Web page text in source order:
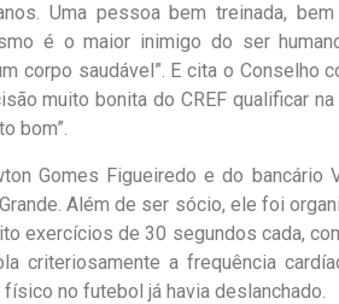
Uma pessoa bem treinada,
é o maior inimigo do ser
corpo saudável”. E cita o Conselho
muito bonita do CREF qualificar
bom”.
Gomes Figueiredo e do bancário
Além de ser sócio, ele foi
exercícios de 30 segundos cada,
criteriosamente a frequência
no futebol já havia deslanchado.